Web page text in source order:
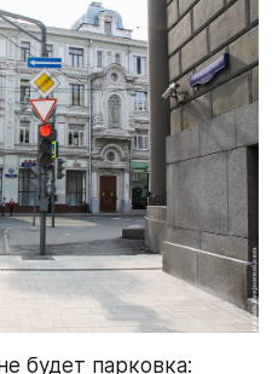
будет парковка: